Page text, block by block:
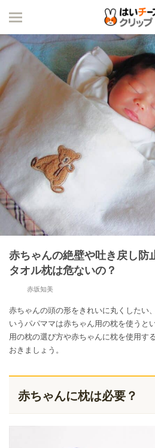
赤ちゃんの絶壁や吐き戻し防
タオル枕は危ないの？
赤坂知美
赤ちゃんの頭の形をきれいに丸くしたい
いうパパママは赤ちゃん用の枕を使うと
用の枕の選び方や赤ちゃんに枕を使用す
おきましょう。
赤ちゃんに枕は必要？